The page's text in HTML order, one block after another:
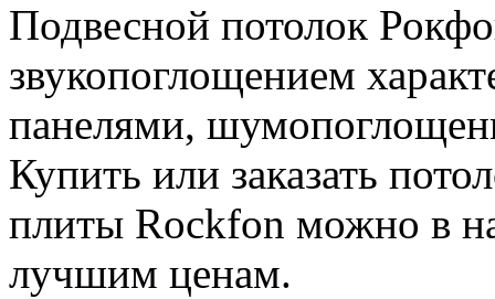
Подвесной потолок
звукопоглощением
панелями,
Купить или заказать
плиты Rockfon можно в
лучшим ценам.